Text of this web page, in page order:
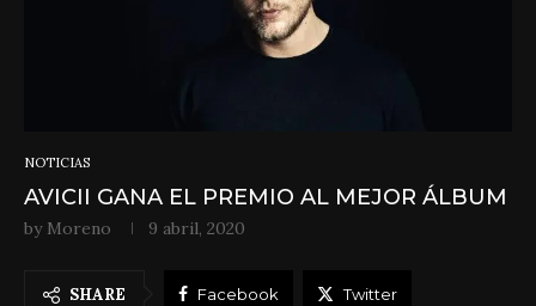
NOTICIAS
AVICII GANA EL PREMIO AL MEJOR ÁLBUM
by Moreno 9 abril, 2020
SHARE Facebook Twitter